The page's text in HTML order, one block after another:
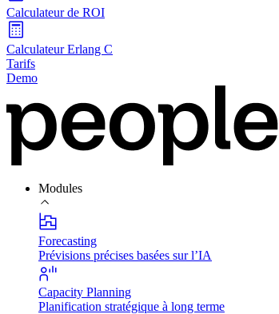
Calculateur de ROI
Calculateur Erlang C
Tarifs
Demo
Modules
Forecasting
Prévisions précises basées sur l’IA
Capacity Planning
Planification stratégique à long terme